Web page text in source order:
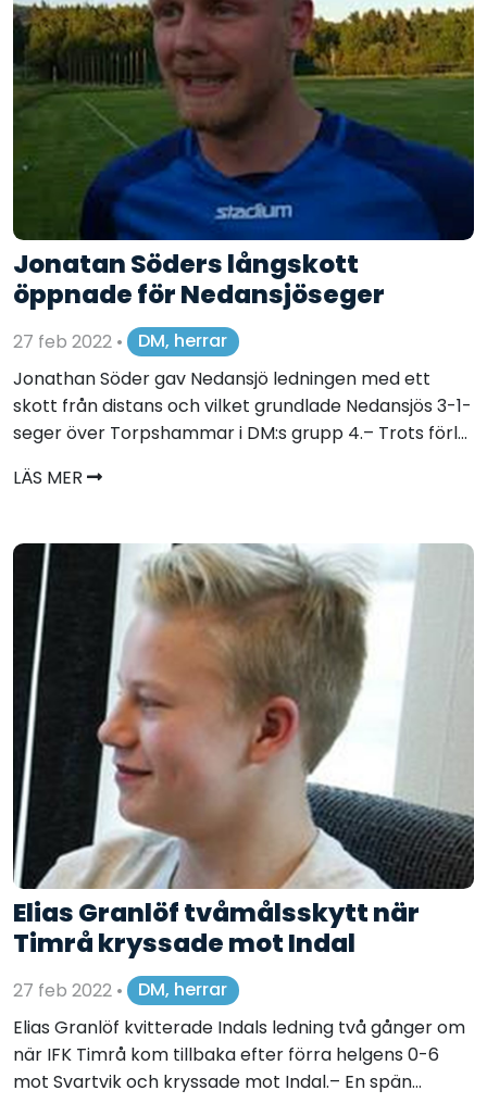
Jonatan Söders långskott
öppnade för Nedansjöseger
27 feb 2022 •
DM, herrar
Jonathan Söder gav Nedansjö ledningen med ett
skott från distans och vilket grundlade Nedansjös 3-1-
seger över Torpshammar i DM:s grupp 4.– Trots förl...
LÄS MER
Elias Granlöf tvåmålsskytt när
Timrå kryssade mot Indal
27 feb 2022 •
DM, herrar
Elias Granlöf kvitterade Indals ledning två gånger om
när IFK Timrå kom tillbaka efter förra helgens 0-6
mot Svartvik och kryssade mot Indal.– En spän...